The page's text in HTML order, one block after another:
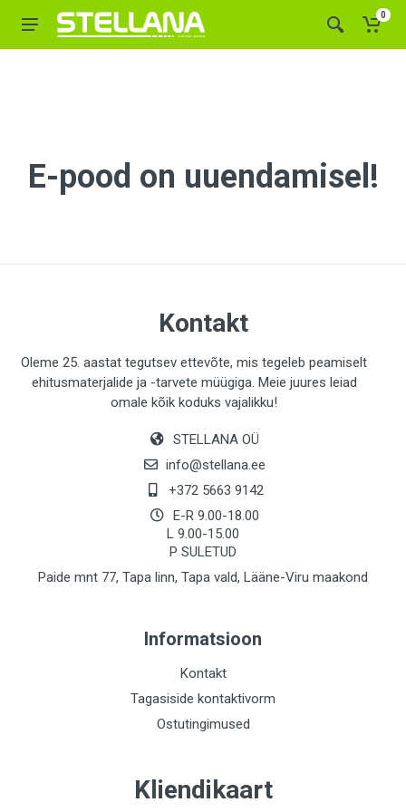
0
E-pood on uuendamisel!
Kontakt
Oleme 25. aastat tegutsev ettevõte, mis tegeleb peamiselt
ehitusmaterjalide ja -tarvete müügiga. Meie juures leiad
omale kõik koduks vajalikku!
STELLANA OÜ
info@stellana.ee
+372 5663 9142
E-R 9.00-18.00
L 9.00-15.00
P SULETUD
Paide mnt 77, Tapa linn, Tapa vald, Lääne-Viru maakond
Informatsioon
Kontakt
Tagasiside kontaktivorm
Ostutingimused
Kliendikaart